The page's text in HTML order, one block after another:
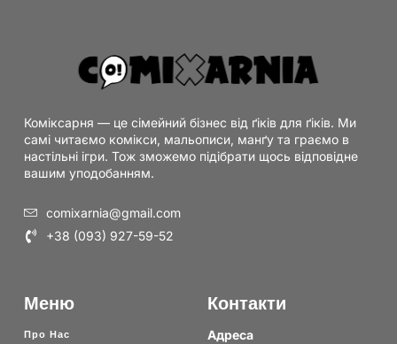
Коміксарня — це сімейний бізнес від ґіків для ґіків. Ми
самі читаємо комікси, мальописи, манґу та граємо в
настільні ігри. Тож зможемо підібрати щось відповідне
вашим уподобанням.
comixarnia@gmail.com
+38 (093) 927-59-52
Меню
Про Нас
Контакти
Адреса